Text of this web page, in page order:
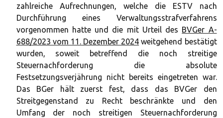
zahlreiche Aufrechnungen, welche die ESTV nach
Durchführung eines Verwaltungsstrafverfahrens
vorgenommen hatte und die mit Urteil des BVGer A-
688/2023 vom 11. Dezember 2024 weitgehend bestätigt
wurden, soweit betreffend die noch streitige
Steuernachforderung die absolute
Festsetzungsverjährung nicht bereits eingetreten war.
Das BGer hält zuerst fest, dass das BVGer den
Streitgegenstand zu Recht beschränkte und den
Umfang der noch streitigen Steuernachforderung